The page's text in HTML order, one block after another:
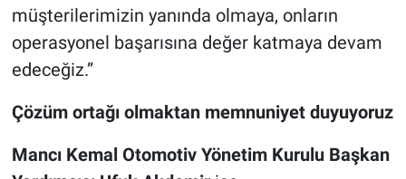
müşterilerimizin yanında olmaya, onların
operasyonel başarısına değer katmaya devam
edeceğiz.”
Çözüm ortağı olmaktan memnuniyet duyuyoruz
Mancı Kemal Otomotiv Yönetim Kurulu Başkan